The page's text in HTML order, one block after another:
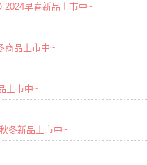
2024早春新品上市中~
商品上市中~
上市中~
冬新品上市中~